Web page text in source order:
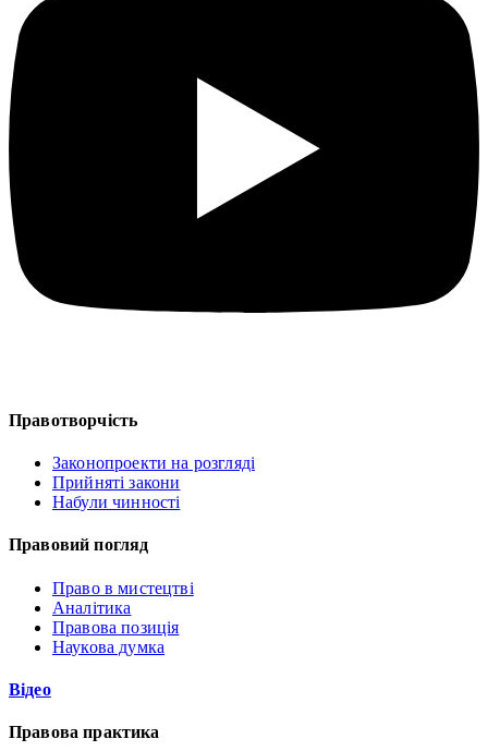
Правотворчість
Законопроекти на розгляді
Прийняті закони
Набули чинності
Правовий погляд
Право в мистецтві
Аналітика
Правова позиція
Наукова думка
Відео
Правова практика